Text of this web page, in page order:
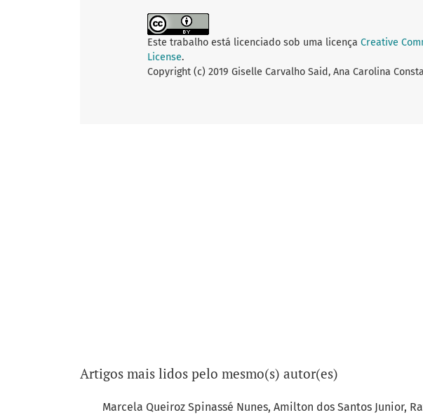
Este trabalho está licenciado sob uma licença Creative
License.
Copyright (c) 2019 Giselle Carvalho Said, Ana Carolina
Artigos mais lidos pelo mesmo(s) autor(es)
Marcela Queiroz Spinassé Nunes, Amilton dos Santos Junior,